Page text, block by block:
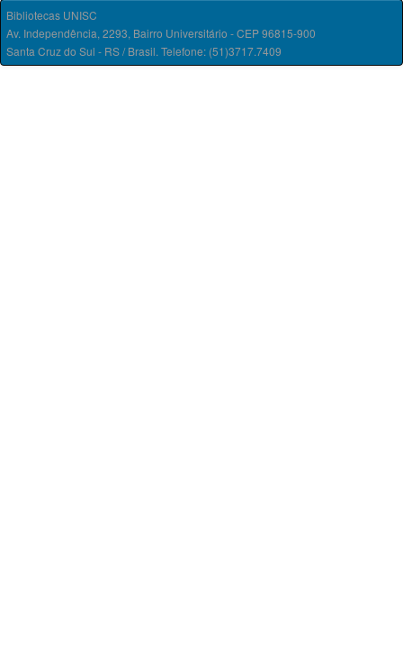
Bibliotecas UNISC
Av. Independência, 2293, Bairro Universitário - CEP 96815-900
Santa Cruz do Sul - RS / Brasil. Telefone: (51)3717.7409